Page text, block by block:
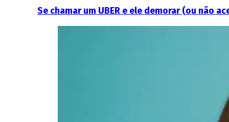
Se chamar um UBER e ele demorar (ou não